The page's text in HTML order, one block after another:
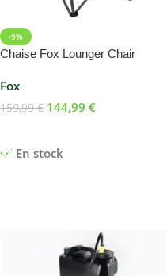
-9%
Chaise Fox Lounger Chair
Fox
En stock
159,99€ 144,99 €